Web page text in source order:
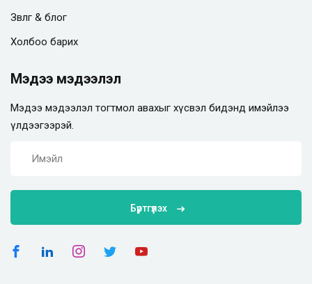
Зөвлөгөө & блог
Холбоо барих
Мэдээ мэдээлэл
Мэдээ мэдээлэл тогтмол авахыг хүсвэл бидэнд имэйлээ
үлдээгээрэй.
Бүртгүүлэх